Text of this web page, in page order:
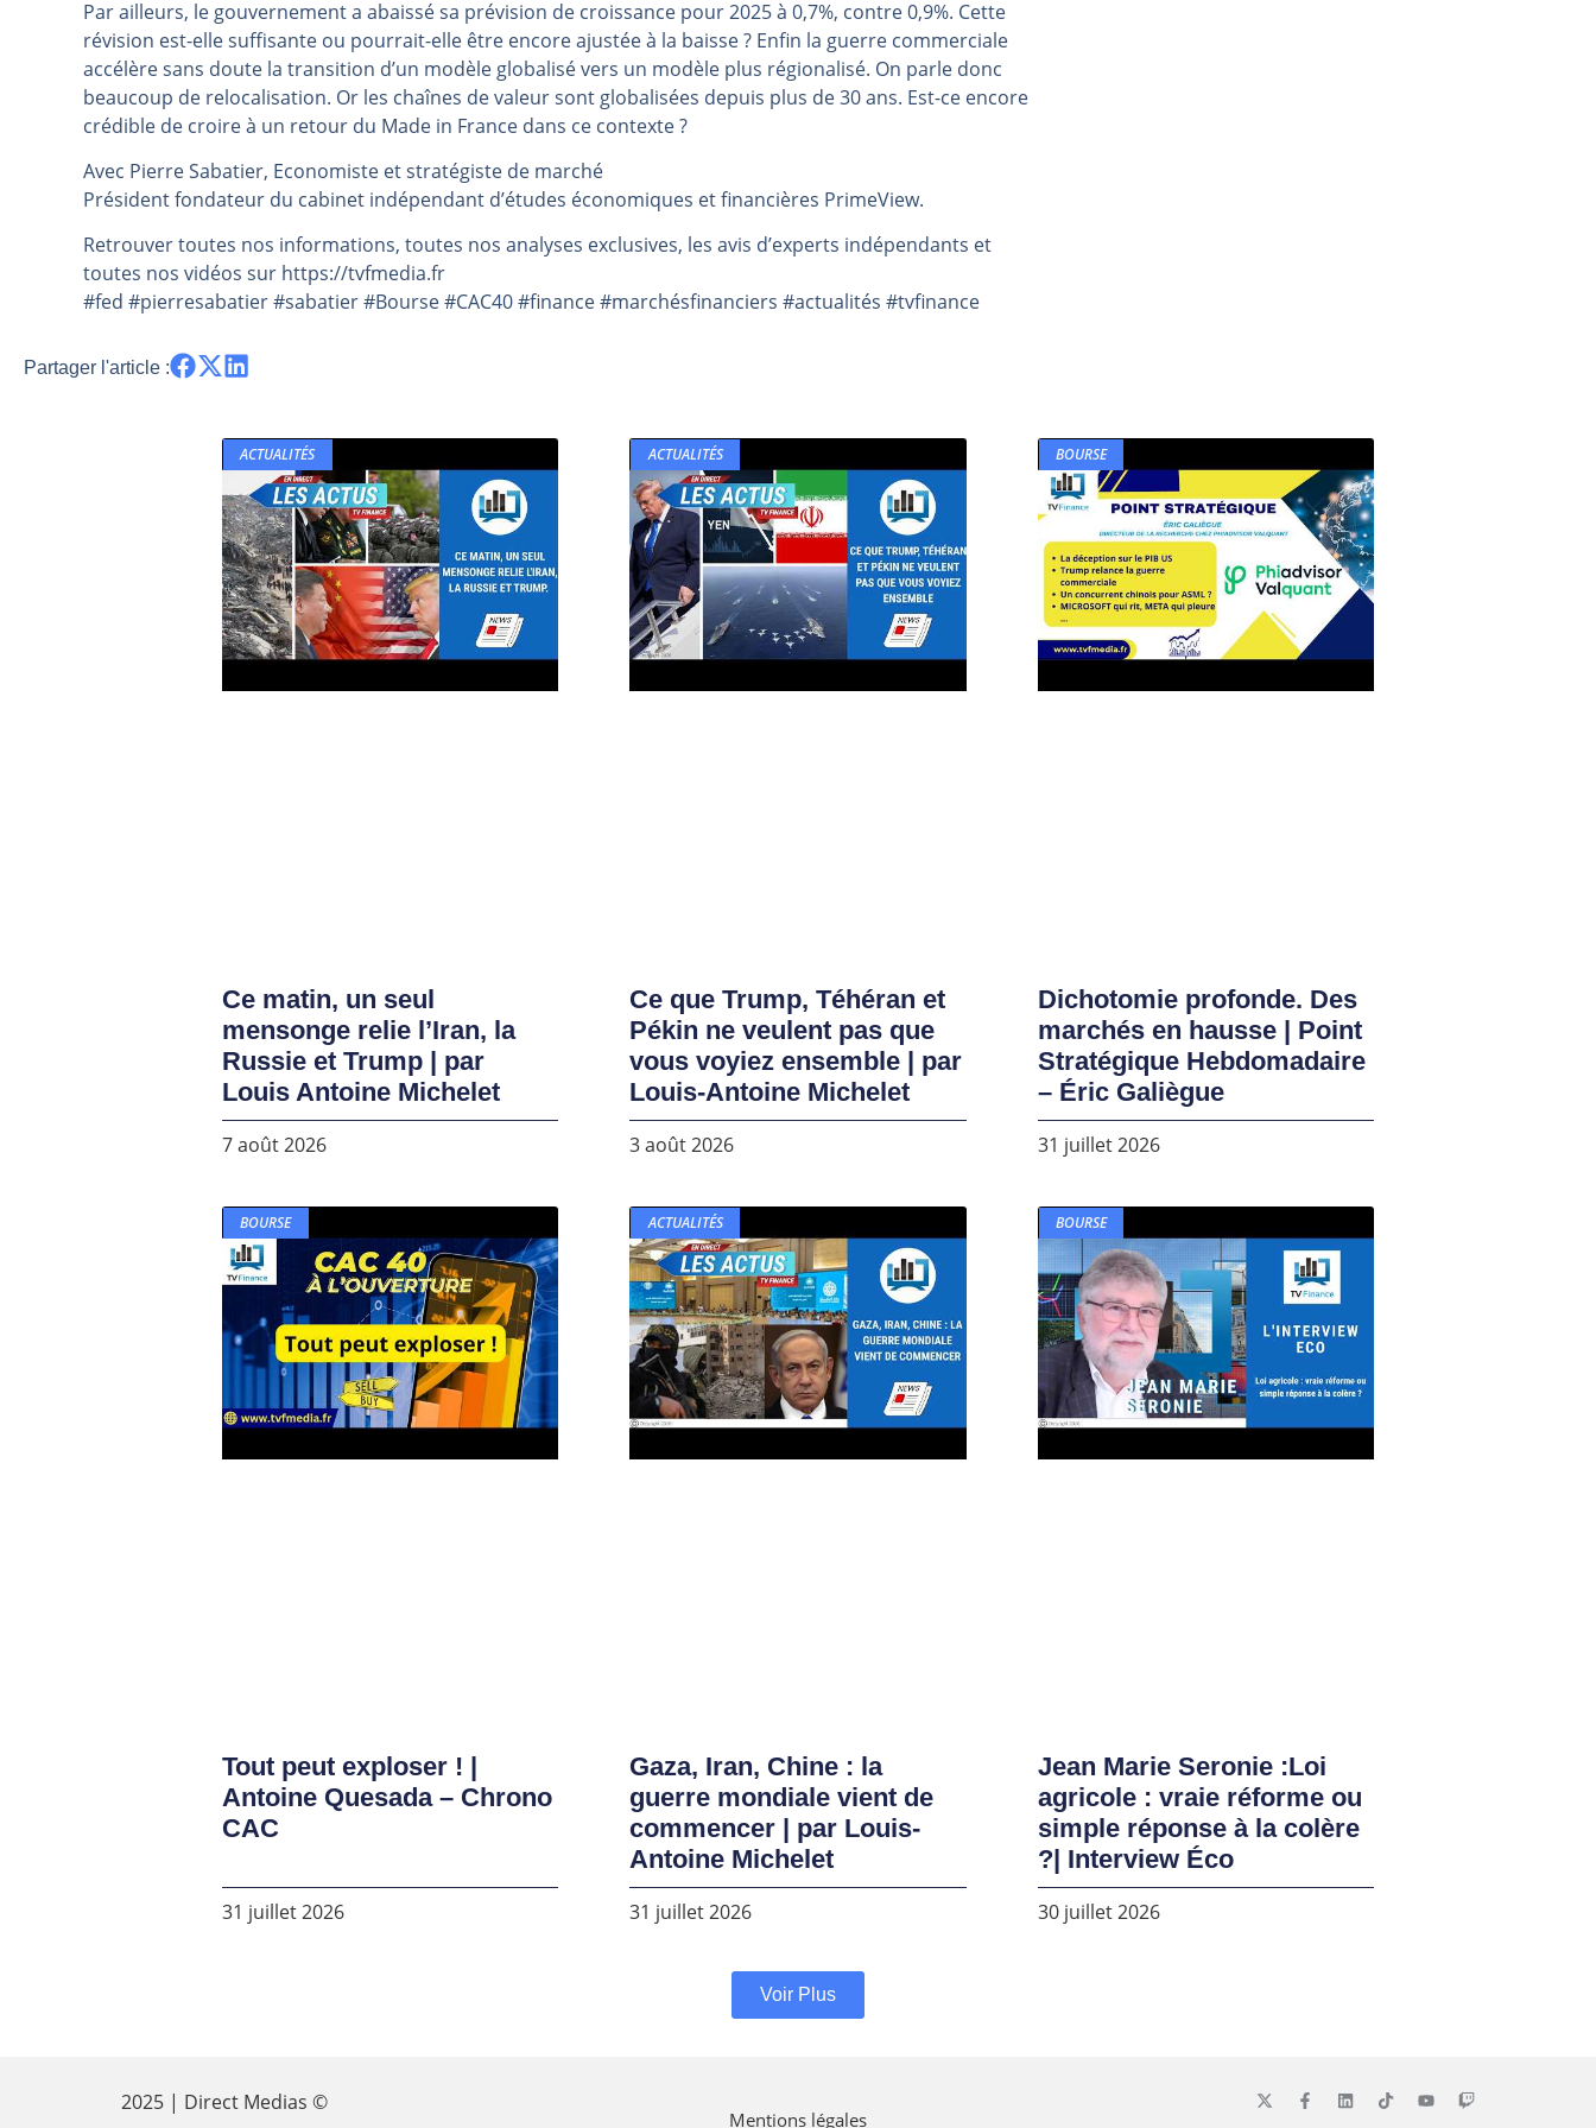
Pourquoi 6 guerres explosent en même temps cette semaine | par Louis-Antoine Michelet
Les investisseurs y croient toujours | Point Stratégique Hebdomadaire – Éric Galiègue
Une inertie haussière qui ralentit | Antoine Quesada – Chrono CAC
Pourquoi le monde entier vacille en même temps cette semaine ? | par Louis-Antoine Michelet
WTI : Explosion mais réserves au plus bas | Denis Desclos – Market Movers
Par ailleurs, le gouvernement a abaissé sa prévision de croissance pour 2025 à 0,7%, contre 0,9%. Cette
révision est-elle suffisante ou pourrait-elle être encore ajustée à la baisse ? Enfin la guerre commerciale
accélère sans doute la transition d’un modèle globalisé vers un modèle plus régionalisé. On parle donc
beaucoup de relocalisation. Or les chaînes de valeur sont globalisées depuis plus de 30 ans. Est-ce encore
crédible de croire à un retour du Made in France dans ce contexte ?
Avec Pierre Sabatier, Economiste et stratégiste de marché
Président fondateur du cabinet indépendant d’études économiques et financières PrimeView.
Retrouver toutes nos informations, toutes nos analyses exclusives, les avis d’experts indépendants et
toutes nos vidéos sur https://tvfmedia.fr
#fed #pierresabatier #sabatier #Bourse #CAC40 #finance #marchésfinanciers #actualités #tvfinance
Partager l'article :
ACTUALITÉS
Ce matin, un seul
mensonge relie l’Iran, la
Russie et Trump | par
Louis Antoine Michelet
7 août 2026
ACTUALITÉS
Ce que Trump, Téhéran et
Pékin ne veulent pas que
vous voyiez ensemble | par
Louis-Antoine Michelet
3 août 2026
BOURSE
Dichotomie profonde. Des
marchés en hausse | Point
Stratégique Hebdomadaire
– Éric Galiègue
31 juillet 2026
BOURSE
Tout peut exploser ! |
Antoine Quesada – Chrono
CAC
31 juillet 2026
ACTUALITÉS
Gaza, Iran, Chine : la
guerre mondiale vient de
commencer | par Louis-
Antoine Michelet
31 juillet 2026
BOURSE
Jean Marie Seronie :Loi
agricole : vraie réforme ou
simple réponse à la colère
?| Interview Éco
30 juillet 2026
Voir Plus
2025 | Direct Medias ©
Mentions légales